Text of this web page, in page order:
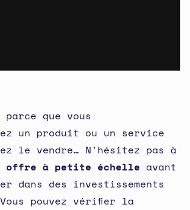
parce que vous
un produit ou un service
le vendre… N'hésitez pas à
offre à petite échelle avant
dans des investissements
pouvez vérifier la